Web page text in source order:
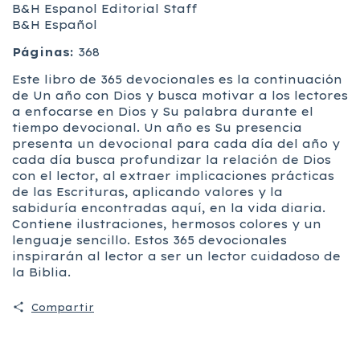
B&H Espanol Editorial Staff
B&H Español
Páginas: 368
Este libro de 365 devocionales es la continuación
de Un año con Dios y busca motivar a los lectores
a enfocarse en Dios y Su palabra durante el
tiempo devocional. Un año es Su presencia
presenta un devocional para cada día del año y
cada día busca profundizar la relación de Dios
con el lector, al extraer implicaciones prácticas
de las Escrituras, aplicando valores y la
sabiduría encontradas aquí, en la vida diaria.
Contiene ilustraciones, hermosos colores y un
lenguaje sencillo. Estos 365 devocionales
inspirarán al lector a ser un lector cuidadoso de
la Biblia.
Compartir